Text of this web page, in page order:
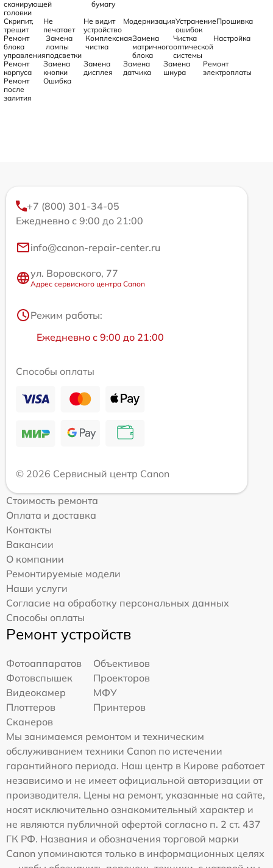
сканирующей
головки
бумагу
Скрипит,
трещит
Не
печатает
Не видит
устройство
МодернизацияУстранение
ошибок
Прошивка
Ремонт
блока
управления
Замена
лампы
подсветки
Комплексная
чистка
Замена
матричного
блока
Чистка
оптической
системы
Настройка
Ремонт
корпуса
Замена
кнопки
Замена
дисплея
Замена
датчика
Замена
шнура
Ремонт
электроплаты
Ремонт
после
залития
Ошибка
+7 (800) 301-34-05
Ежедневно с 9:00 до 21:00
info@canon-repair-center.ru
ул. Воровского, 77
Адрес сервисного центра Canon
Режим работы:
Ежедневно с 9:00 до 21:00
Способы оплаты
© 2026 Сервисный центр Canon
Стоимость ремонта
Оплата и доставка
Контакты
Вакансии
О компании
Ремонтируемые модели
Наши услуги
Согласие на обработку персональных данных
Способы оплаты
Ремонт устройств
Фотоаппаратов
Объективов
Фотовспышек
Проекторов
Видеокамер
МФУ
Плоттеров
Принтеров
Сканеров
Мы занимаемся ремонтом и техническим
обслуживанием техники Canon по истечении
гарантийного периода. Наш центр в Кирове работает
независимо и не имеет официальной авторизации от
производителя. Цены на ремонт, указанные на сайте,
носят исключительно ознакомительный характер и
не являются публичной офертой согласно п. 2 ст. 437
ГК РФ. Названия и обозначения торговой марки
Canon упоминаются только в информационных целях